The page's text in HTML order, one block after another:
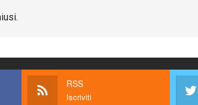
RSS
Iscriviti